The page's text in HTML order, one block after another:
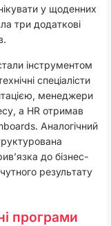
у щоденних
три додаткові
інструментом
спеціалісти
менеджери
а HR отримав
Аналогічний
до бізнес-
результату
програми